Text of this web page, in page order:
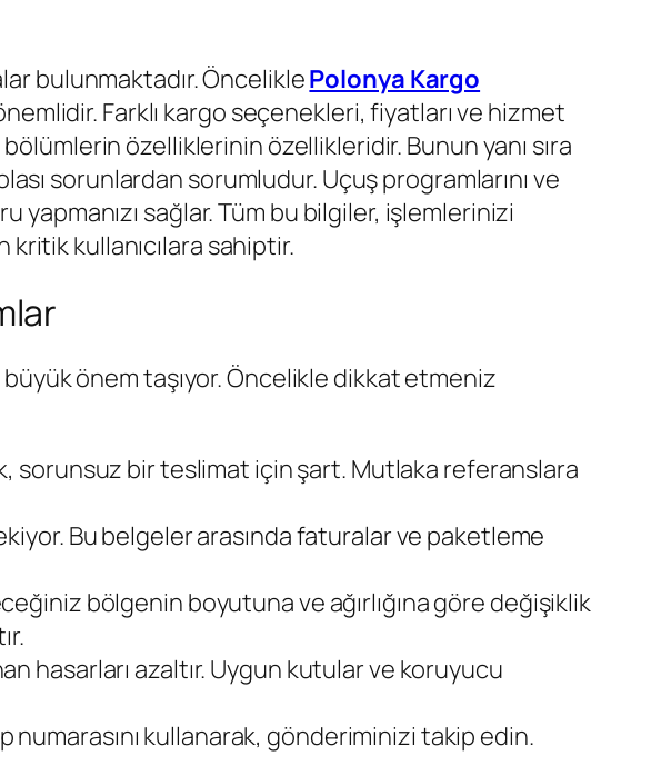
bulunmaktadır. ÖnceliklePolonya Kargo
Farklı kargo seçenekleri, fiyatları ve hizmet
özelliklerinin özellikleridir. Bunun yanı sıra
sorunlardan sorumludur. Uçuş programlarını ve
yapmanızı sağlar. Tüm bu bilgiler, işlemlerinizi
kritik kullanıcılara sahiptir.
büyük önem taşıyor. Öncelikle dikkat etmeniz
sorunsuz bir teslimat için şart. Mutlaka referanslara
Bu belgeler arasında faturalar ve paketleme
bölgenin boyutuna ve ağırlığına göre değişiklik
hasarları azaltır. Uygun kutular ve koruyucu
kullanarak, gönderiminizi takip edin.